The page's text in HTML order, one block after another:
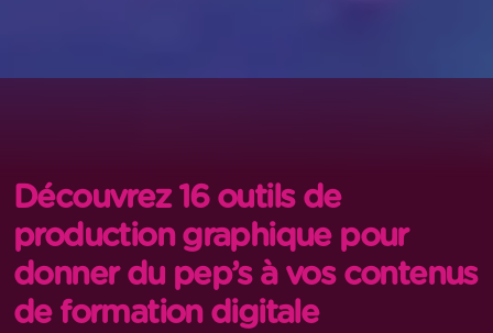
Découvrez 16 outils de
production graphique pour
donner du pep’s à vos contenus
de formation digitale